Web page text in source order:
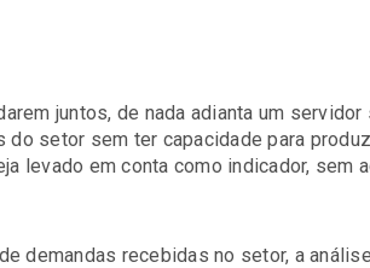
juntos, de nada adianta um
setor sem ter capacidade para
levado em conta como indicador, sem
demandas recebidas no setor, a